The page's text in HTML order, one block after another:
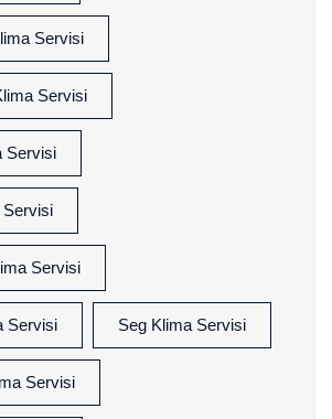
Servisi
Servisi
Servisi
Servisi
Servisi
Servisi Seg Klima Servisi
Servisi